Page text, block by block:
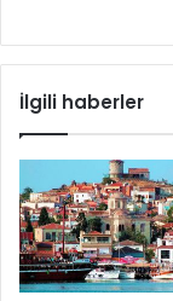
İlgili haberler